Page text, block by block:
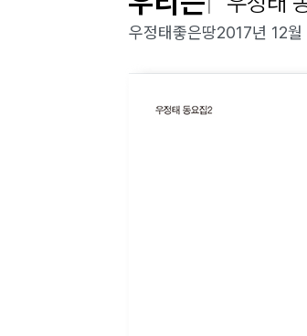
우정태좋은땅2017년 12월